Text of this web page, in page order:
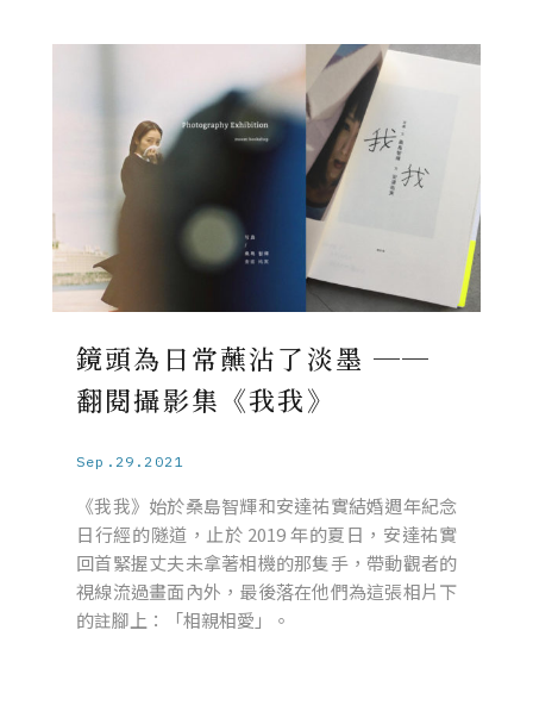
鏡頭為日常蘸沾了淡墨 ──
翻閱攝影集《我我》
Sep.29.2021
《我我》始於桑島智輝和安達祐實結婚週年紀念
日行經的隧道，止於 2019 年的夏日，安達祐實
回首緊握丈夫未拿著相機的那隻手，帶動觀者的
視線流過畫面內外，最後落在他們為這張相片下
的註腳上：「相親相愛」。